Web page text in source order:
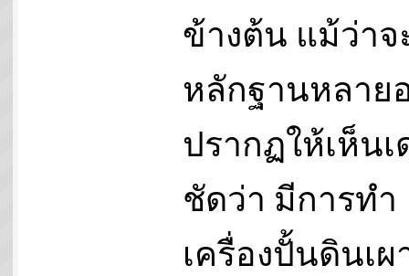
ข้างต้น แม้ว่าจ
หลักฐานหลาย
ปรากฏให้เห็นเ
ชัดว่า มีการทำ
เครื่องปั้นดินเผ